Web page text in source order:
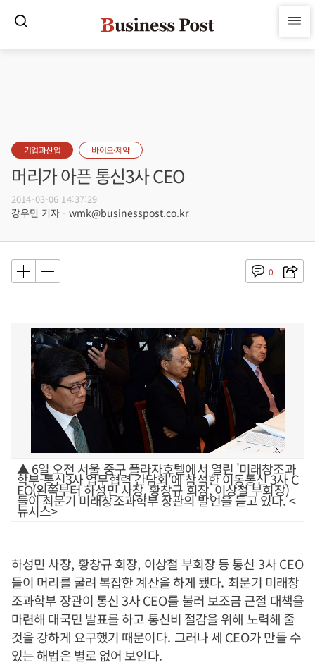
기업과산업 바이오·제약
머리가 아픈 통신3사 CEO
2014-03-06 14:37:29
강우민 기자 - wmk@businesspost.co.kr
0
▲ 6일 오전 서울 중구 플라자호텔에서 열린 '미래창조과
학부-통신3사 업무협력 간담회'에 참석한 이동통신 3사 C
EO(왼쪽부터 하성민 사장, 황창규 회장, 이상철 부회장)
들이 최문기 미래창조과학부 장관의 발언을 듣고 있다. <
뉴시스>
하성민 사장, 황창규 회장, 이상철 부회장 등 통신 3사CEO
들이 머리를 굴려 복잡한 계산을 하게 됐다. 최문기 미래창
조과학부 장관이 통신3사CEO를 불러 보조금 근절 대책을
마련해 대국민 발표를 하고 통신비 절감을 위해 노력해 줄
것을 강하게 요구했기 때문이다. 그러나 세 CEO가 만들 수
있는 해법은 별로 없어 보인다.